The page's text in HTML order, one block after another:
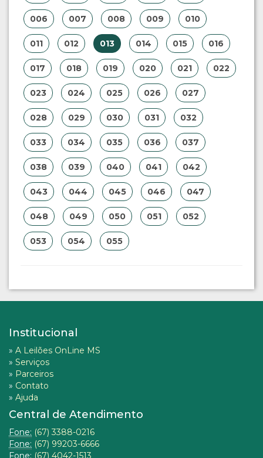
006 007 008 009 010
011 012 013 014 015 016
017 018 019 020 021 022
023 024 025 026 027
028 029 030 031 032
033 034 035 036 037
038 039 040 041 042
043 044 045 046 047
048 049 050 051 052
053 054 055
Institucional
» A Leilões OnLine MS
» Serviços
» Parceiros
» Contato
» Ajuda
Central de Atendimento
Fone: (67) 3388-0216
Fone: (67) 99203-6666
Fone: (67) 4042-1513